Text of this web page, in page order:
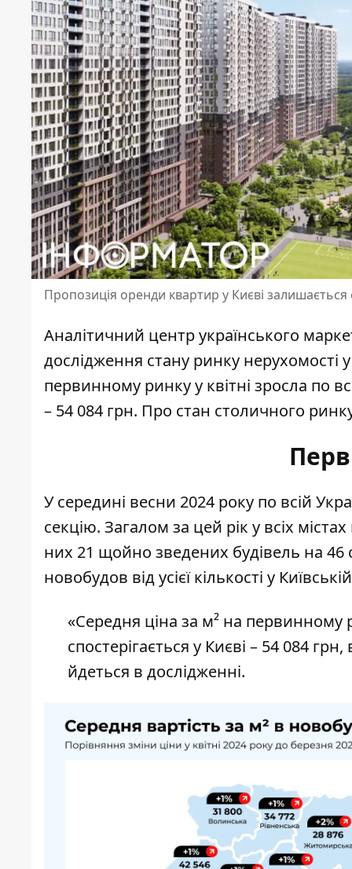
Пропозиція оренди квартир у Києві залишається
Аналітичний центр українського
дослідження стану ринку нерухомості
первинному ринку у квітні зросла по
– 54 084 грн. Про стан столичного
У середині весни 2024 року по всій
секцію. Загалом за цей рік у всіх
них 21 щойно зведених будівель на 46
новобудов від усієї кількості у
«Середня ціна за м² на первинному
спостерігається у Києві – 54 084
йдеться в дослідженні.